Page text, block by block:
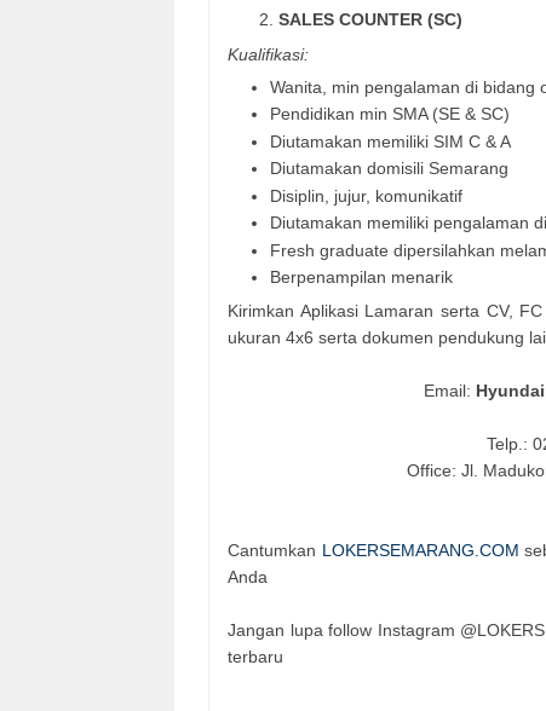
SALES COUNTER (SC)
Kualifikasi:
Wanita, min pengalaman di bidang
Pendidikan min SMA (SE & SC)
Diutamakan memiliki SIM C & A
Diutamakan domisili Semarang
Disiplin, jujur, komunikatif
Diutamakan memiliki pengalaman
Fresh graduate dipersilahkan
Berpenampilan menarik
Kirimkan Aplikasi Lamaran serta CV,
ukuran 4x6 serta dokumen pendukung
Email:
Telp.:
Office: Jl.
Cantumkan LOKERSEMARANG.COM
Anda
Jangan lupa follow Instagram
terbaru